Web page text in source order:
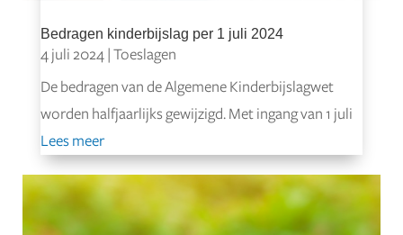
Bedragen kinderbijslag per 1 juli 2024
4 juli 2024| Toeslagen
De bedragen van de Algemene Kinderbijslagwet
worden halfjaarlijks gewijzigd. Met ingang van 1 juli
Lees meer